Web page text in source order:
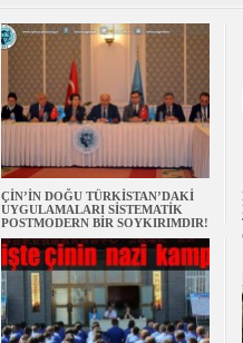
ÇİN’İN DOĞU TÜRKİSTAN’DAKİ
UYGULAMALARI SİSTEMATİK
POSTMODERN BİR SOYKIRIMDIR!